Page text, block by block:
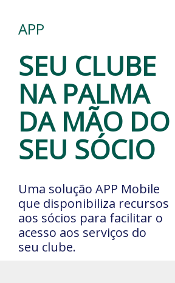
APP
SEU CLUBE
NA PALMA
DA MÃO DO
SEU SÓCIO
Uma solução APP Mobile
que disponibiliza recursos
aos sócios para facilitar o
acesso aos serviços do
seu clube.